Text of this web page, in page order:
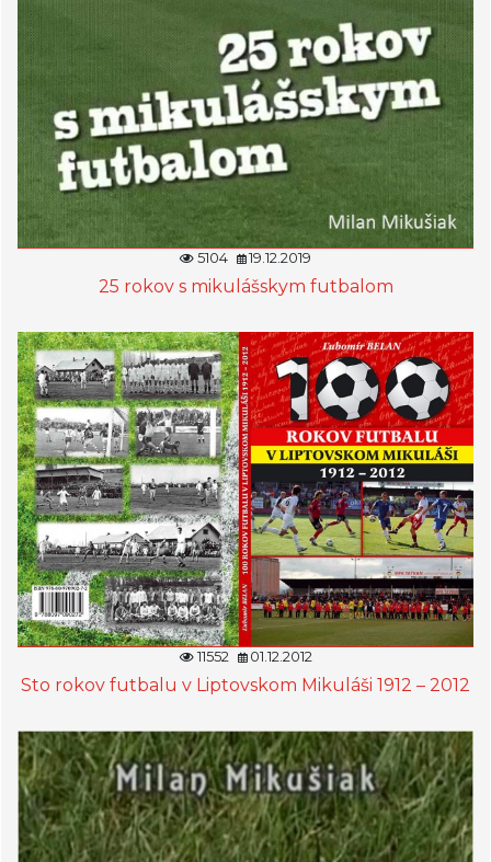
5104 19.12.2019
25 rokov s mikulášskym futbalom
11552 01.12.2012
Sto rokov futbalu v Liptovskom Mikuláši 1912 – 2012